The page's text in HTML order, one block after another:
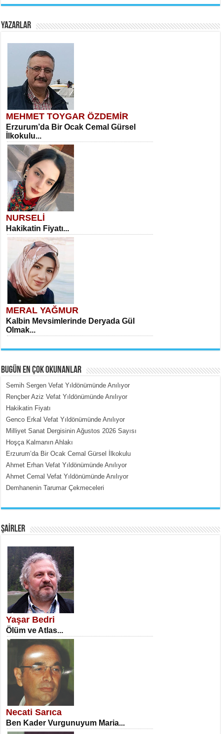
YAZARLAR
MEHMET TOYGAR ÖZDEMİR
Erzurum’da Bir Ocak Cemal Gürsel
İlkokulu...
NURSELİ
Hakikatin Fiyatı...
MERAL YAĞMUR
Kalbin Mevsimlerinde Deryada Gül
Olmak...
MEHMET ÇOBAN
İçerdeki Put Dışardaki Maskeler...
SATILMIŞ ÜMİT ÇETİNKAYA
Erkenlik...
NECLA DİLEK ARSLAN
Öğretmenler Günü Mahkemesi...
BUGÜN EN ÇOK OKUNANLAR
Semih Sergen Vefat Yıldönümünde Anılıyor
Rençber Aziz Vefat Yıldönümünde Anılıyor
Hakikatin Fiyatı
Genco Erkal Vefat Yıldönümünde Anılıyor
Milliyet Sanat Dergisinin Ağustos 2026 Sayısı
Hoşça Kalmanın Ahlakı
Erzurum’da Bir Ocak Cemal Gürsel İlkokulu
Ahmet Erhan Vefat Yıldönümünde Anılıyor
Ahmet Cemal Vefat Yıldönümünde Anılıyor
Demhanenin Tarumar Çekmeceleri
ŞAİRLER
Yaşar Bedri
Ölüm ve Atlas...
Necati Sarıca
Ben Kader Vurgunuyum Maria...